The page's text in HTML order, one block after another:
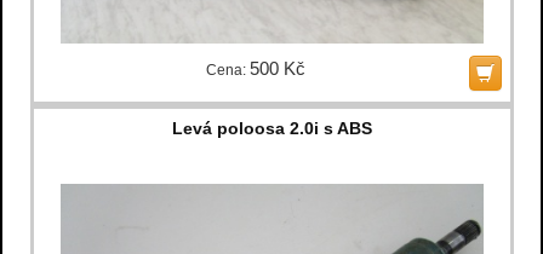
Cena: 500 Kč
Levá poloosa 2.0i s ABS